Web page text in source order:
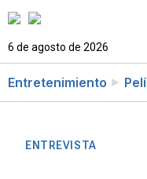
6 de agosto de 2026
Entretenimiento
ENTREVISTA